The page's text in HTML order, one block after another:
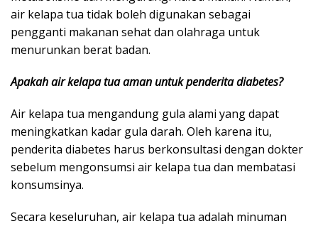
air kelapa tua tidak boleh digunakan sebagai
pengganti makanan sehat dan olahraga untuk
menurunkan berat badan.
Apakah air kelapa tua aman untuk penderita diabetes?
Air kelapa tua mengandung gula alami yang dapat
meningkatkan kadar gula darah. Oleh karena itu,
penderita diabetes harus berkonsultasi dengan dokter
sebelum mengonsumsi air kelapa tua dan membatasi
konsumsinya.
Secara keseluruhan, air kelapa tua adalah minuman